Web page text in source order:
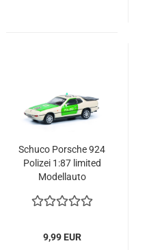
Schuco Porsche 924
Polizei 1:87 limited
Modellauto
9,99 EUR